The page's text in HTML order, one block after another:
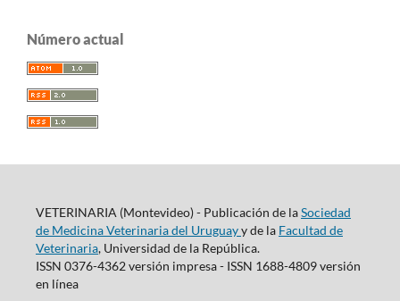
Número actual
VETERINARIA (Montevideo) - Publicación de laSociedad
de Medicina Veterinaria del Uruguayy de la Facultad de
Veterinaria, Universidad de la República.
ISSN 0376-4362 versión impresa - ISSN 1688-4809 versión
en línea